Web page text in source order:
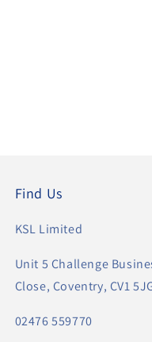
Find Us
KSL Limited
Unit 5 Challenge
Close, Coventry, CV1
02476 559770